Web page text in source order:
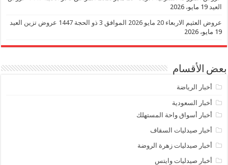
العيد 19 مايو، 2026
عروض العثيم الاربعاء 20 مايو 2026 الموافق 3 ذو الحجة 1447 عروض تزين العيد
19 مايو، 2026
بعض الأقسام
أخبار الرياضة
أخبار السعودية
أخبار أسواق واحة المستهلك
أخبار صيدليات السقاف
أخبار صيدليات زهرة الروضة
أخبار صيدليات وايتس